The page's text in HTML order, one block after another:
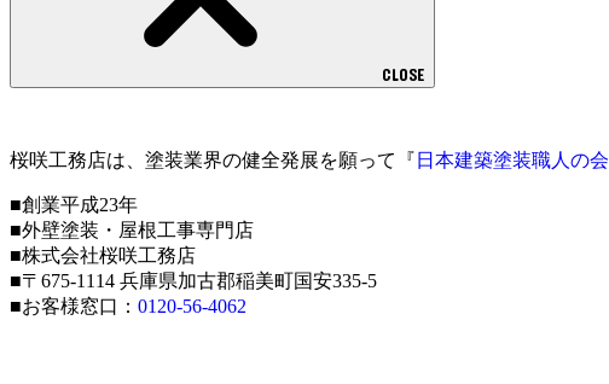
CLOSE
桜咲工務店は、塗装業界の健全発展を願って『 日本建築塗装職人の会
■創業平成23年
■外壁塗装・屋根工事専門店
■株式会社桜咲工務店
■〒675-1114 兵庫県加古郡稲美町国安335-5
■お客様窓口： 0120-56-4062